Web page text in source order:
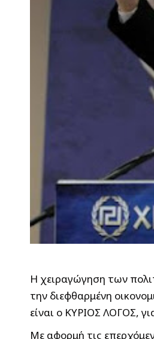
Η χειραγώγηση των
την διεφθαρμένη
είναι ο ΚΥΡΙΟΣ ΛΟΓΟΣ,
Με αφορμή τις